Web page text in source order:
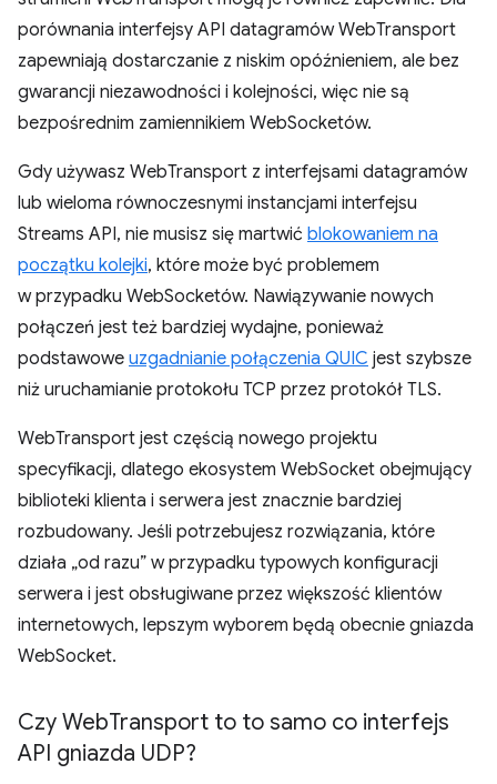
porównania interfejsy API datagramów WebTransport
zapewniają dostarczanie z niskim opóźnieniem, ale bez
gwarancji niezawodności i kolejności, więc nie są
bezpośrednim zamiennikiem WebSocketów.
Gdy używasz WebTransport z interfejsami datagramów
lub wieloma równoczesnymi instancjami interfejsu
Streams API, nie musisz się martwić blokowaniem na
początku kolejki, które może być problemem
w przypadku WebSocketów. Nawiązywanie nowych
połączeń jest też bardziej wydajne, ponieważ
podstawowe uzgadnianie połączenia QUIC jest szybsze
niż uruchamianie protokołu TCP przez protokół TLS.
WebTransport jest częścią nowego projektu
specyfikacji, dlatego ekosystem WebSocket obejmujący
biblioteki klienta i serwera jest znacznie bardziej
rozbudowany. Jeśli potrzebujesz rozwiązania, które
działa „od razu” w przypadku typowych konfiguracji
serwera i jest obsługiwane przez większość klientów
internetowych, lepszym wyborem będą obecnie gniazda
WebSocket.
Czy WebTransport to to samo co interfejs
API gniazda UDP?